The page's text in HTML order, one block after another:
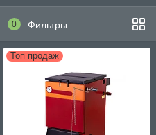
0 Фильтры
Топ продаж